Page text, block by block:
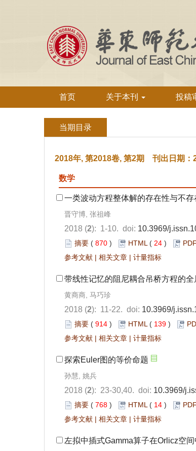
首页 关于本刊 投稿
当期目录
2018年, 第2018卷, 第2期 刊出日期：
数学
一类波动方程整体解的存在性与不存
晋守博, 张祖峰
2018 (2): 1-10. doi: 10.3969/
摘要 ( 870 ) HTML ( 24 ) PDF
参考文献 | 相关文章 | 计量指标
带线性记忆的阻尼耦合吊桥方程的全
黄商商, 马巧珍
2018 (2): 11-22. doi: 10.3969/
摘要 ( 914 ) HTML ( 139 )
参考文献 | 相关文章 | 计量指标
探索Euler图的等价命题
孙慧, 姚兵
2018 (2): 23-30,40. doi: 10.3969/
摘要 ( 768 ) HTML ( 14 ) PDF
参考文献 | 相关文章 | 计量指标
左拟中插式Gamma算子在Orlicz空